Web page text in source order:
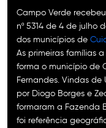
Campo Verde
nº 5314 de 4 de julho
dos municípios de
As primeiras famílias
forma o município de
Fernandes. Vindas de
por Diogo Borges e
formaram a Fazenda
foi referência